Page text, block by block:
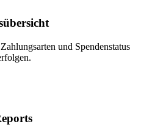
und Spendenstatus